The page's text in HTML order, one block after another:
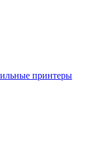
принтеры